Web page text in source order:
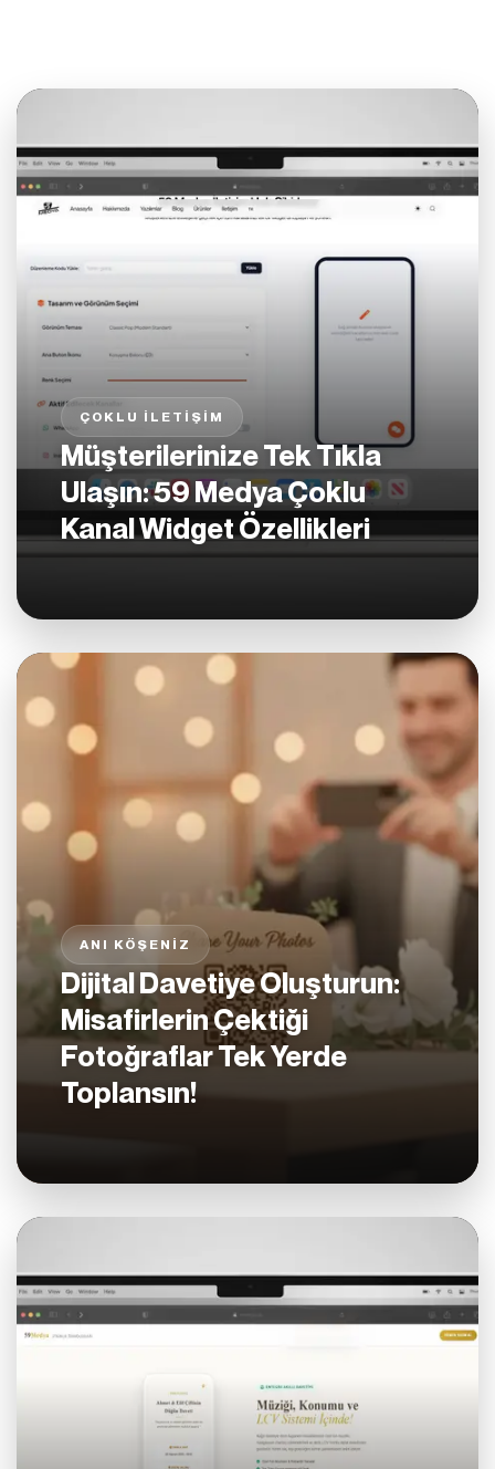
ÇOKLU İLETIŞIM
Müşterilerinize Tek Tıkla
Ulaşın: 59 Medya Çoklu
Kanal Widget Özellikleri
ANI KÖŞENIZ
Dijital Davetiye Oluşturun:
Misafirlerin Çektiği
Fotoğraflar Tek Yerde
Toplansın!